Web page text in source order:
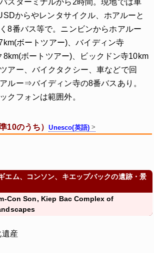
からやレンタサイクル、ホアルーと
8番バス等で。ニンビンからホアルー
ボートツアー)、バイディン寺
8km(ボートツアー)、ビックドン寺10km
アー、バイクタクシー、車などで回
ルー⇒バイディン寺の8番バスあり。
クフォンは範囲外。
10のうち）Unesco(英語)
エム、コンソン、キエップバックの遺跡・景
Con Son, Kiep Bac Complex of
遺産